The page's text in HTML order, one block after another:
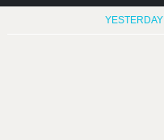
YESTERDAY